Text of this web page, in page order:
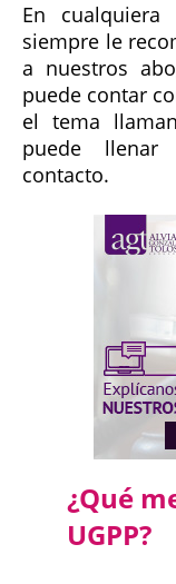
En
siempre le
a nuestros
puede contar
el tema
puede
contacto.
¿Qué
UGPP?